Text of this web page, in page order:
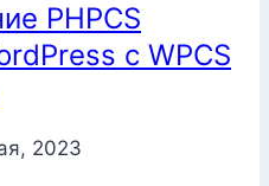
PHPCS
с WPCS
2023